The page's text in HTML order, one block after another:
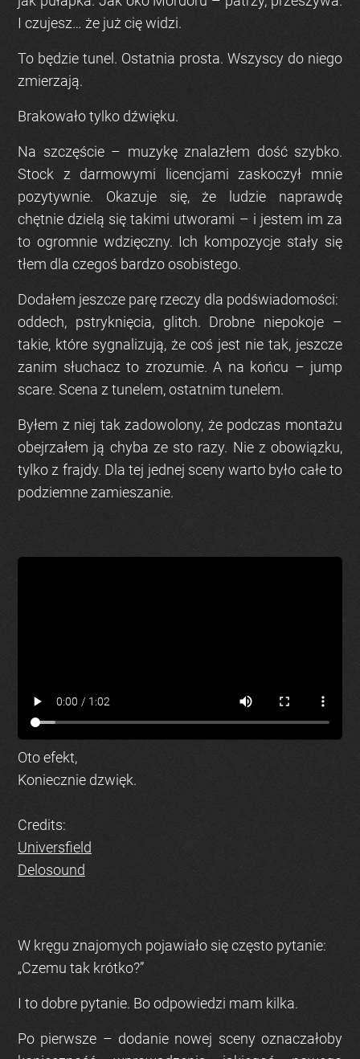
I czujesz… że już cię widzi.
To będzie tunel. Ostatnia prosta. Wszyscy do niego
zmierzają.
Brakowało tylko dźwięku.
Na szczęście – muzykę znalazłem dość szybko.
Stock z darmowymi licencjami zaskoczył mnie
pozytywnie. Okazuje się, że ludzie naprawdę
chętnie dzielą się takimi utworami – i jestem im za
to ogromnie wdzięczny. Ich kompozycje stały się
tłem dla czegoś bardzo osobistego.
Dodałem jeszcze parę rzeczy dla podświadomości:
oddech, pstryknięcia, glitch. Drobne niepokoje –
takie, które sygnalizują, że coś jest nie tak, jeszcze
zanim słuchacz to zrozumie. A na końcu – jump
scare. Scena z tunelem, ostatnim tunelem.
Byłem z niej tak zadowolony, że podczas montażu
obejrzałem ją chyba ze sto razy. Nie z obowiązku,
tylko z frajdy. Dla tej jednej sceny warto było całe to
podziemne zamieszanie.
Oto efekt,
Koniecznie dzwięk.
Credits:
Universfield
Delosound
W kręgu znajomych pojawiało się często pytanie:
„Czemu tak krótko?”
I to dobre pytanie. Bo odpowiedzi mam kilka.
Po pierwsze – dodanie nowej sceny oznaczałoby